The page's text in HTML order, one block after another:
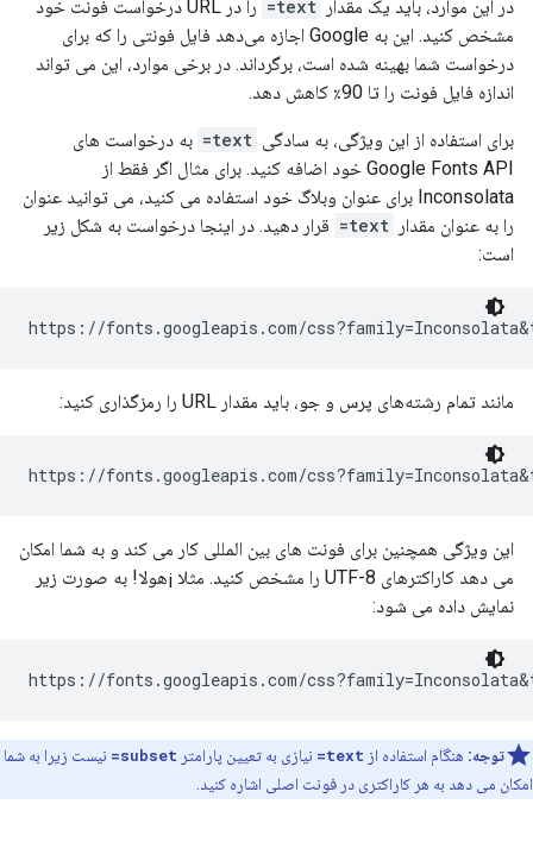
در این موارد، باید یک مقدار text=
را در URL درخواست فونت خود
مشخص کنید. این به Google اجازه می‌دهد فایل فونتی را که برای
درخواست شما بهینه شده است، برگرداند. در برخی موارد، این می تواند
اندازه فایل فونت را تا 90٪ کاهش دهد.
برای استفاده از این ویژگی، به سادگی text=
به درخواست های
Google Fonts API خود اضافه کنید. برای مثال اگر فقط از
Inconsolata برای عنوان وبلاگ خود استفاده می کنید، می توانید عنوان
را به عنوان مقدار text=
قرار دهید. در اینجا درخواست به شکل زیر
است:
مانند تمام رشته‌های پرس و جو، باید مقدار URL را رمزگذاری کنید:
این ویژگی همچنین برای فونت های بین المللی کار می کند و به شما امکان
می دهد کاراکترهای UTF-8 را مشخص کنید. مثلا ¡هولا! به صورت زیر
نمایش داده می شود:
توجه: هنگام استفاده از text= نیازی به تعیین پارامتر subset=
نیست زیرا به شما
امکان می دهد به هر کاراکتری در فونت اصلی اشاره کنید.